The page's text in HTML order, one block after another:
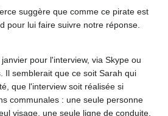
suggère que comme ce pirate est
pour lui faire suivre notre réponse.
pour l'interview, via Skype ou
Il semblerait que ce soit Sarah qui
que l'interview soit réalisée si
communales : une seule personne
visage, une seule ligne de conduite,